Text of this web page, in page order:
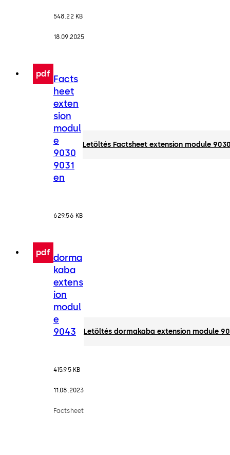
548.22 KB
18.09.2025
pdf Facts
heet
exten
sion
modul
e
9030
9031
en
629.56 KB
Letöltés Factsheet extension module
pdf dorma
kaba
extens
ion
modul
e
9043
415.95 KB
11.08.2023
Factsheet
Letöltés dormakaba extension module